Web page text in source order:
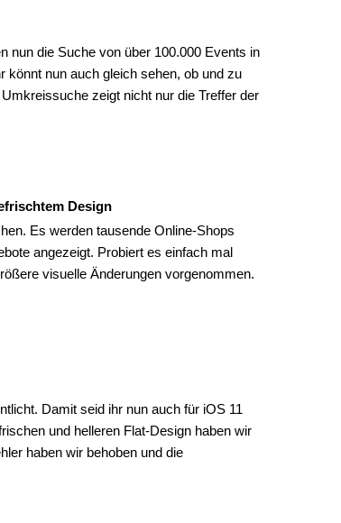
nun die Suche von über 100.000 Events in
könnt nun auch gleich sehen, ob und zu
zeigt nicht nur die Treffer der
Design
Es werden tausende Online-Shops
angezeigt. Probiert es einfach mal
visuelle Änderungen vorgenommen.
Damit seid ihr nun auch für iOS 11
und helleren Flat-Design haben wir
haben wir behoben und die